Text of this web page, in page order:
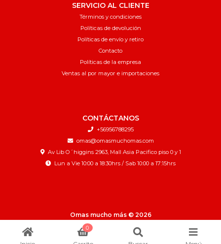
SERVICIO AL CLIENTE
Términos y condiciones
Políticas de devolución
Políticas de envío y retiro
Contacto
Políticas de la empresa
Ventas al por mayor e importaciones
CONTÁCTANOS
+56956788295
omas@omasmuchomas.com
Av Lib O´higgins 2963, Mall Asia Pacifico piso 0 y 1
Lun a Vie 10:00 a 18:30hrs / Sab 10:00 a 17:15hrs
Omas mucho más © 2026
¿Te gusta mi tienda? Yo vendo con
0